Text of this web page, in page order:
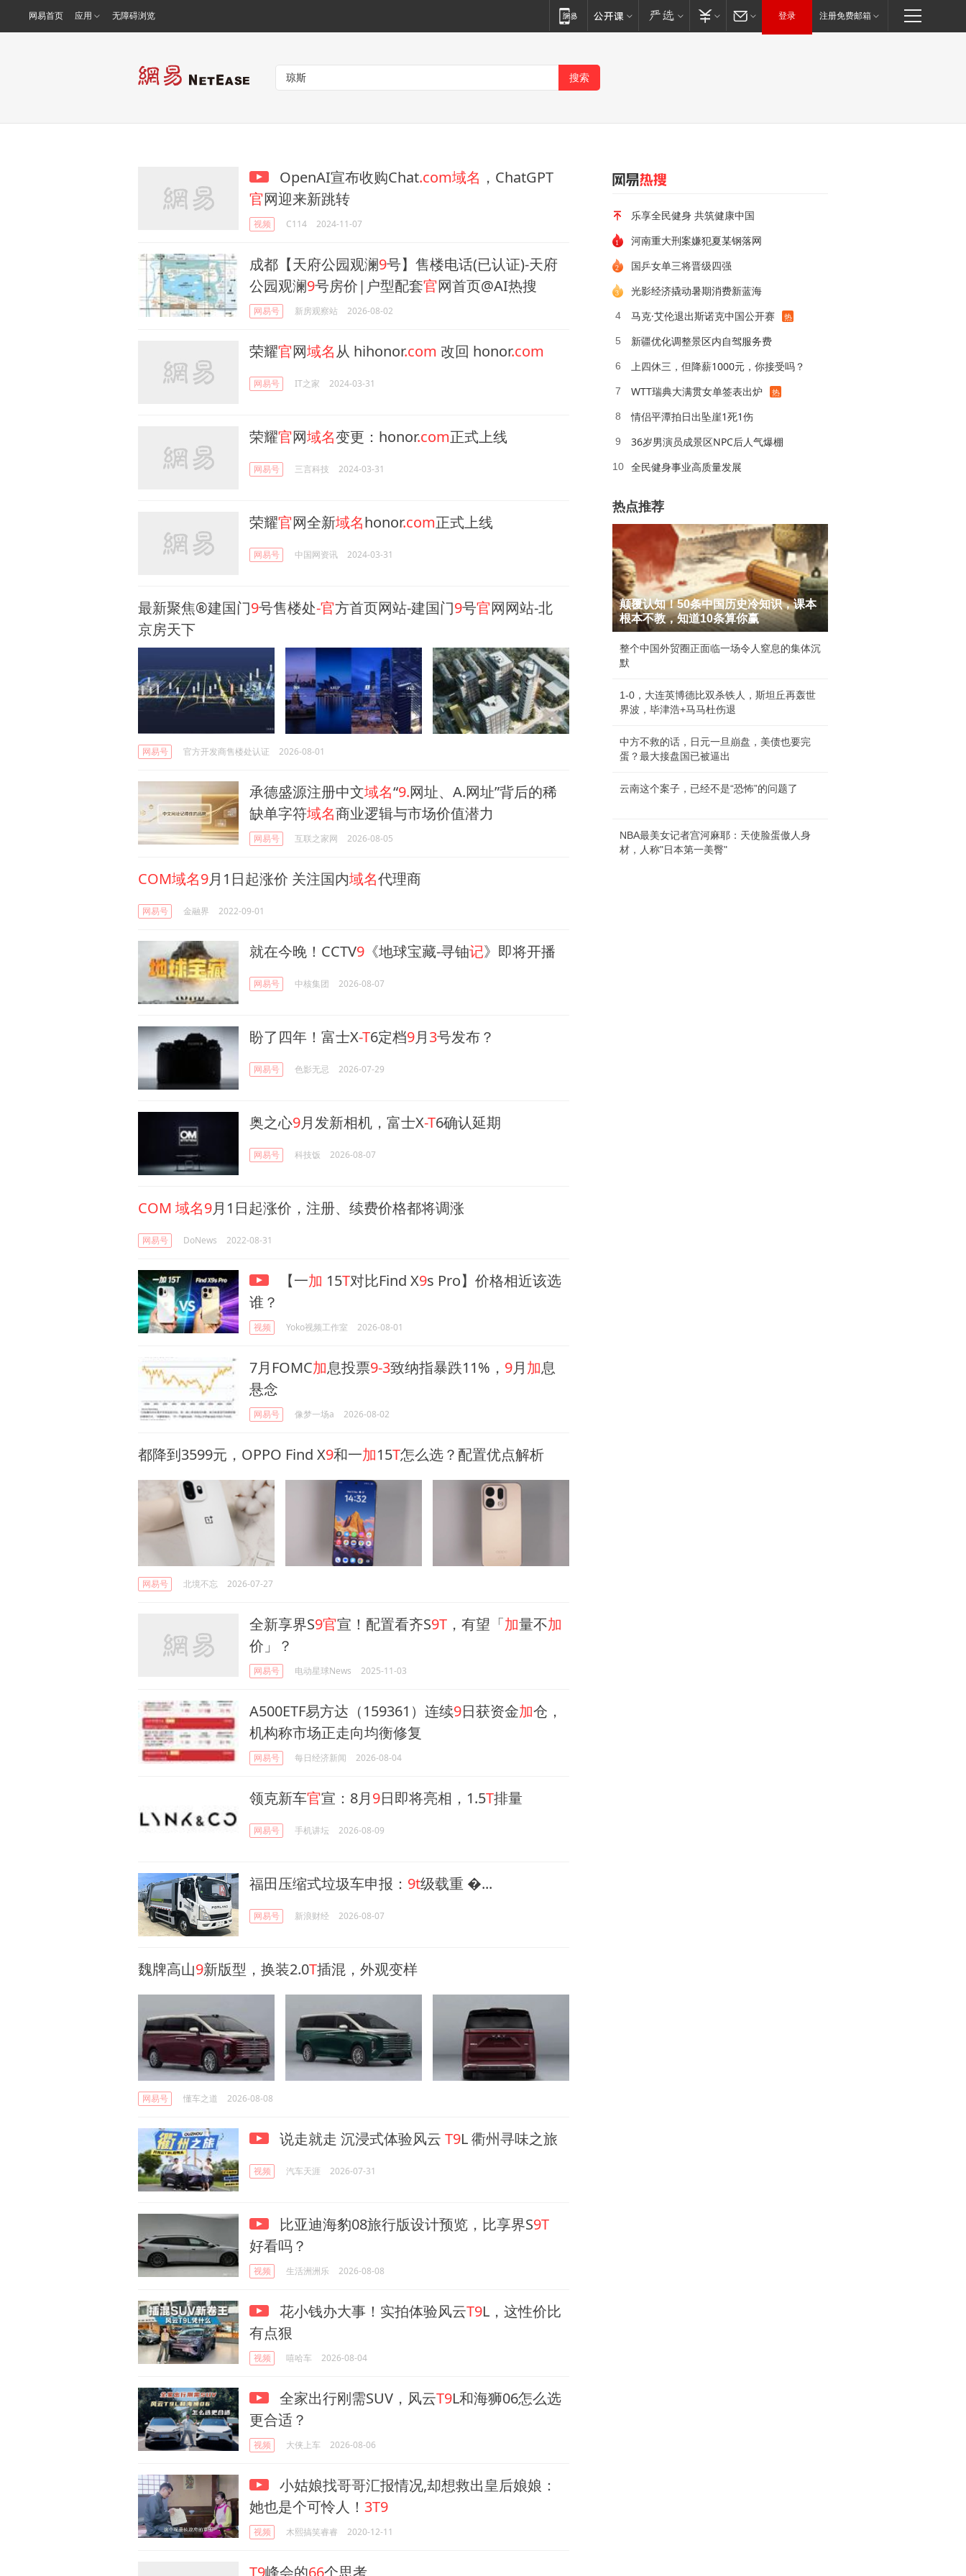
网易首页 应用 无障碍浏览 登录 注册免费邮箱
OpenAI宣布收购Chat.com域名 ，ChatGPT
官网迎来新跳转
视频 C114 2024-11-07
成都【天府公园观澜9号】售楼电话(已认证)-天府
公园观澜9号房价|户型配套官网首页@AI热搜
网易号 新房观察站 2026-08-02
荣耀官网域名从 hihonor.com 改回 honor.com
网易号 IT之家 2024-03-31
荣耀官网域名变更：honor.com正式上线
网易号 三言科技 2024-03-31
荣耀官网全新域名honor.com正式上线
网易号 中国网资讯 2024-03-31
最新聚焦®建国门9号售楼处-官方首页网站-建国门9号官网网站-北
京房天下
网易号 官方开发商售楼处认证 2026-08-01
承德盛源注册中文域名“9.网址、A.网址”背后的稀
缺单字符域名商业逻辑与市场价值潜力
网易号 互联之家网 2026-08-05
COM域名9月1日起涨价 关注国内域名代理商
网易号 金融界 2022-09-01
就在今晚！CCTV9 《地球宝藏-寻铀记》即将开播
网易号 中核集团 2026-08-07
盼了四年！富士X-T6定档9月3号发布？
网易号 色影无忌 2026-07-29
奥之心9月发新相机，富士X-T6确认延期
网易号 科技饭 2026-08-07
COM 域名9月1日起涨价，注册、续费价格都将调涨
网易号 DoNews 2022-08-31
【一加 15T对比Find X9s Pro】价格相近该选
谁？
视频 Yoko视频工作室 2026-08-01
7月FOMC加息投票9-3致纳指暴跌11%， 9月加息
悬念
网易号 像梦一场a 2026-08-02
都降到3599元，OPPO Find X9和一加15T怎么选？配置优点解析
网易号 北境不忘 2026-07-27
全新享界S9官宣！配置看齐S9T ，有望「加量不加
价」？
网易号 电动星球News 2025-11-03
A500ETF易方达（159361）连续9日获资金加仓，
机构称市场正走向均衡修复
网易号 每日经济新闻 2026-08-04
领克新车官宣：8月9日即将亮相，1.5T排量
网易号 手机讲坛 2026-08-09
福田压缩式垃圾车申报： 9t级载重 �...
网易号 新浪财经 2026-08-07
魏牌高山9新版型，换装2.0T插混，外观变样
网易号 懂车之道 2026-08-08
说走就走 沉浸式体验风云 T9L 衢州寻味之旅
视频 汽车天涯 2026-07-31
比亚迪海豹08旅行版设计预览，比享界S9T
好看吗？
视频 生活洲洲乐 2026-08-08
花小钱办大事！实拍体验风云T9L，这性价比
有点狠
视频 嘻哈车 2026-08-04
全家出行刚需SUV，风云T9L和海狮06怎么选
更合适？
视频 大侠上车 2026-08-06
小姑娘找哥哥汇报情况,却想救出皇后娘娘：
她也是个可怜人！ 3T9
视频 木熙搞笑睿睿 2020-12-11
T9峰会的66个思考
乐享全民健身 共筑健康中国
1
河南重大刑案嫌犯夏某钢落网
2
国乒女单三将晋级四强
3
光影经济撬动暑期消费新蓝海
4 马克·艾伦退出斯诺克中国公开赛 热
5 新疆优化调整景区内自驾服务费
6 上四休三，但降薪1000元，你接受吗？
7 WTT瑞典大满贯女单签表出炉 热
8 情侣平潭拍日出坠崖1死1伤
9 36岁男演员成景区NPC后人气爆棚
10 全民健身事业高质量发展
热点推荐
颠覆认知！50条中国历史冷知识，课本
根本不教，知道10条算你赢
整个中国外贸圈正面临一场令人窒息的集体沉
默
1-0，大连英博德比双杀铁人，斯坦丘再轰世
界波，毕津浩+马马杜伤退
中方不救的话，日元一旦崩盘，美债也要完
蛋？最大接盘国已被逼出
云南这个案子，已经不是“恐怖”的问题了
NBA最美女记者宫河麻耶：天使脸蛋傲人身
材，人称"日本第一美臀"